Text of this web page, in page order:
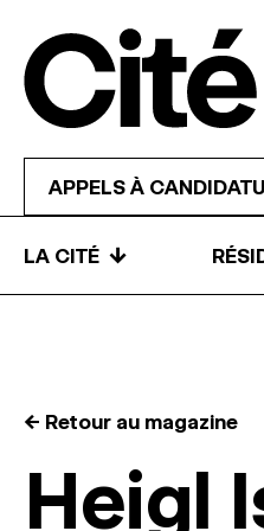
APPELS À
LA CITÉ ↓
← Retour au magazine
Heigl